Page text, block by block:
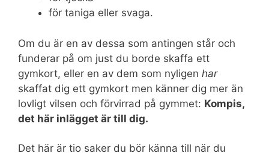
för taniga eller svaga.
Om du är en av dessa som antingen står och
funderar på om just du borde skaffa ett
gymkort, eller en av dem som nyligen har
skaffat dig ett gymkort men känner dig mer än
lovligt vilsen och förvirrad på gymmet: Kompis,
det här inlägget är till dig.
Det här är tio saker du bör känna till när du